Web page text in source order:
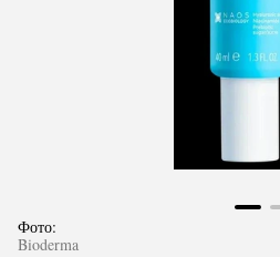
Фото:
Bioderma